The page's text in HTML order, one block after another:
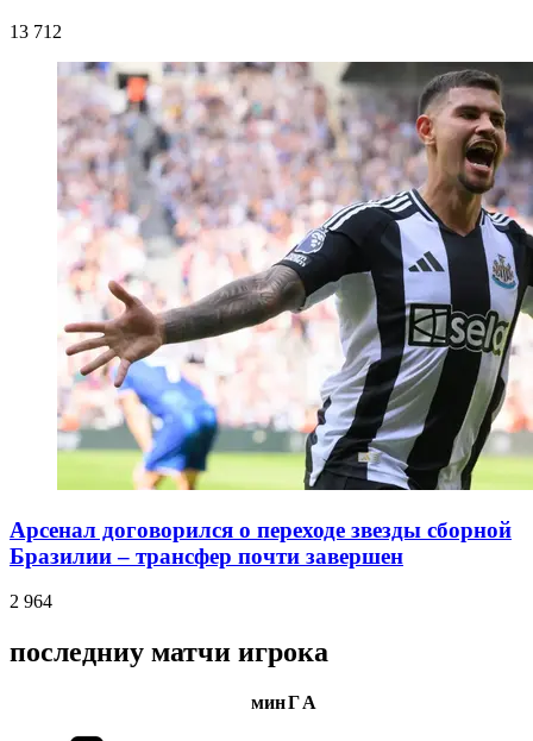
13 712
Арсенал договорился о переходе звезды сборной
Бразилии – трансфер почти завершен
2 964
последниу матчи игрока
минГА